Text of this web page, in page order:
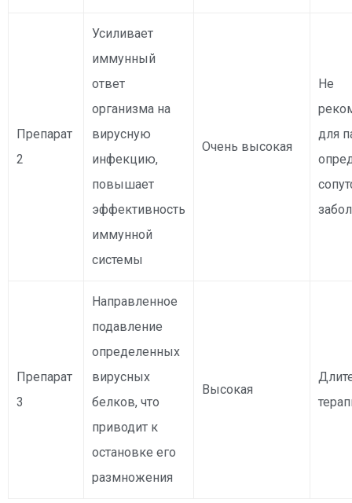
Препарат
2
Усиливает
иммунный
ответ
организма на
вирусную
инфекцию,
повышает
эффективность
иммунной
системы
Очень высокая
Не
для
Препарат
3
Направленное
подавление
определенных
вирусных
белков, что
приводит к
остановке его
размножения
Высокая